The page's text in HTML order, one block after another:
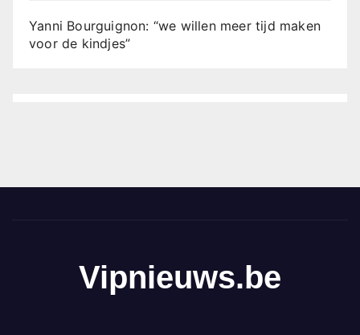
Yanni Bourguignon: “we willen meer tijd maken
voor de kindjes”
Vipnieuws.be